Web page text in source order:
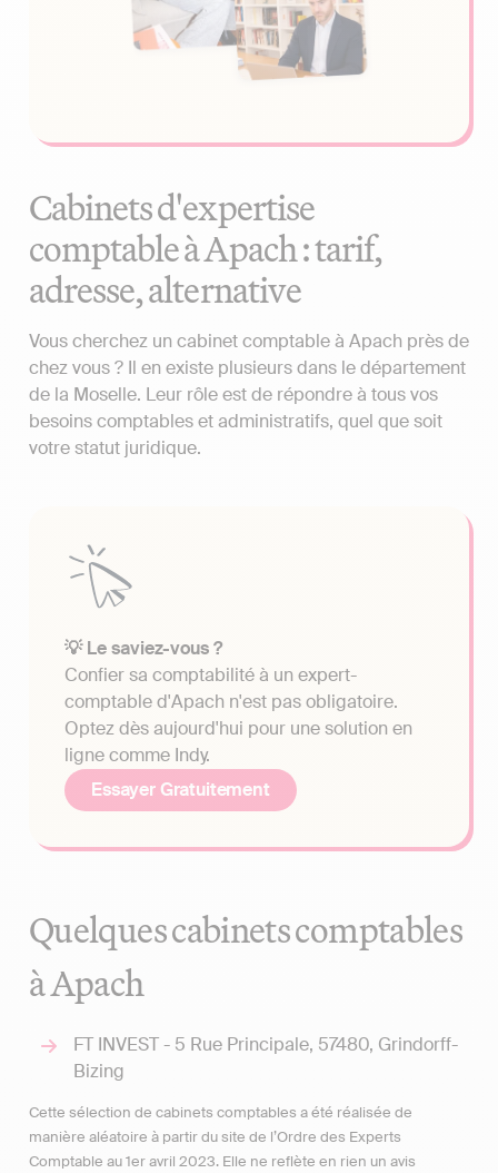
Cabinets d'expertise
comptable à Apach : tarif,
adresse, alternative
Vous cherchez un cabinet comptable à Apach près de
chez vous ? Il en existe plusieurs dans le département
de la Moselle. Leur rôle est de répondre à tous vos
besoins comptables et administratifs, quel que soit
votre statut juridique.
💡 Le saviez-vous ?
Confier sa comptabilité à un expert-
comptable d'Apach n'est pas obligatoire.
Optez dès aujourd'hui pour une solution en
ligne comme Indy.
Essayer Gratuitement
Quelques cabinets comptables
à Apach
FT INVEST - 5 Rue Principale, 57480, Grindorff-
Bizing
Cette sélection de cabinets comptables a été réalisée de
manière aléatoire à partir du site de l’Ordre des Experts
Comptable au 1er avril 2023. Elle ne reflète en rien un avis